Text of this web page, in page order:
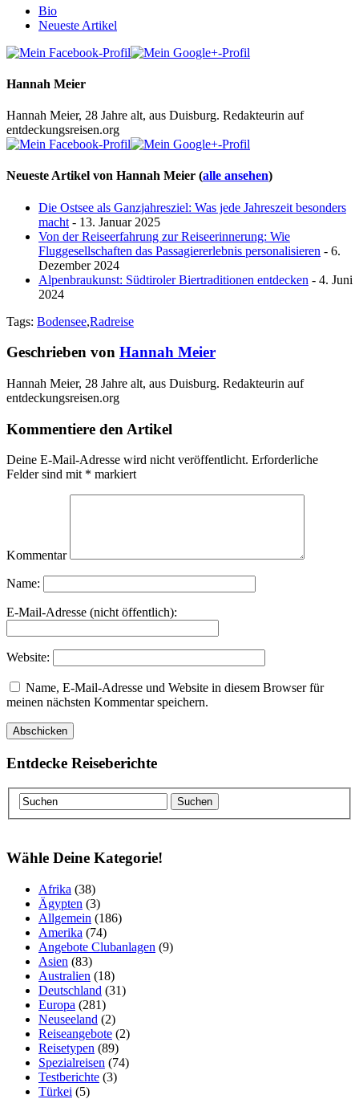
Bio
Neueste Artikel
Hannah Meier
Hannah Meier, 28 Jahre alt, aus Duisburg. Redakteurin auf
entdeckungsreisen.org
Neueste Artikel von Hannah Meier (alle ansehen)
Die Ostsee als Ganzjahresziel: Was jede Jahreszeit besonders
macht - 13. Januar 2025
Von der Reiseerfahrung zur Reiseerinnerung: Wie
Fluggesellschaften das Passagiererlebnis personalisieren - 6.
Dezember 2024
Alpenbraukunst: Südtiroler Biertraditionen entdecken - 4. Juni
2024
Tags: Bodensee,Radreise
Geschrieben von Hannah Meier
Hannah Meier, 28 Jahre alt, aus Duisburg. Redakteurin auf
entdeckungsreisen.org
Kommentiere den Artikel
Deine E-Mail-Adresse wird nicht veröffentlicht. Erforderliche
Felder sind mit * markiert
Kommentar
Name:
E-Mail-Adresse (nicht öffentlich):
Website:
Name, E-Mail-Adresse und Website in diesem Browser für
meinen nächsten Kommentar speichern.
Entdecke Reiseberichte
Wähle Deine Kategorie!
Afrika (38)
Ägypten (3)
Allgemein (186)
Amerika (74)
Angebote Clubanlagen (9)
Asien (83)
Australien (18)
Deutschland (31)
Europa (281)
Neuseeland (2)
Reiseangebote (2)
Reisetypen (89)
Spezialreisen (74)
Testberichte (3)
Türkei (5)